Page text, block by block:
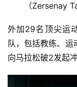
（Zersenay
外加29名顶尖运
队，包括教练、
向马拉松破2发起